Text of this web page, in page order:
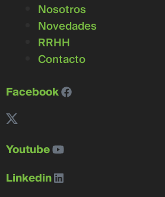
Nosotros
Novedades
RRHH
Contacto
Facebook
Youtube
Linkedin